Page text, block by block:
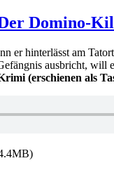
Domino-
er hinterlässt am
ausbricht, will
(erschienen als